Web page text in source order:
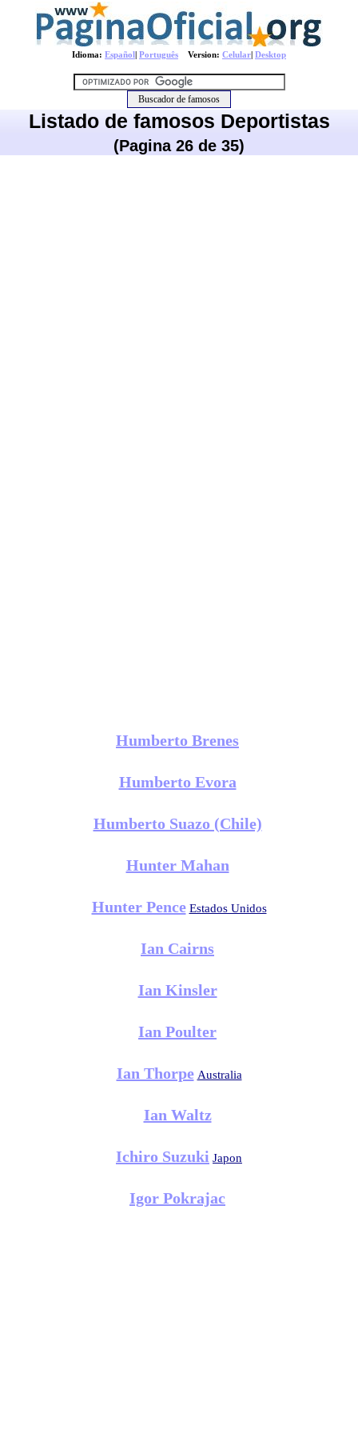
Idioma: Español| Português Version: Celular| Desktop
Listado de famosos Deportistas
(Pagina 26 de 35)
Humberto Brenes
Humberto Evora
Humberto Suazo (Chile)
Hunter Mahan
Hunter Pence Estados Unidos
Ian Cairns
Ian Kinsler
Ian Poulter
Ian Thorpe Australia
Ian Waltz
Ichiro Suzuki Japon
Igor Pokrajac